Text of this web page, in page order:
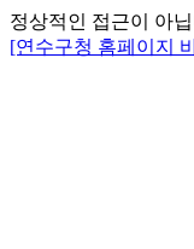
정상적인 접근이 아
[연수구청 홈페이지